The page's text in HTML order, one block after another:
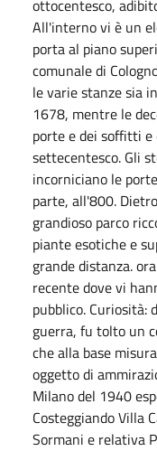
ottocentesco,
All'interno vi è un
porta al piano
comunale di
le varie stanze sia
1678, mentre le
porte e dei soffitti
settecentesco. Gli
incorniciano le
parte, all'800.
grandioso parco
piante esotiche e
grande distanza.
recente dove vi
pubblico. Curiosità:
guerra, fu tolto un
che alla base
oggetto di
Milano del 1940
Costeggiando Villa
Sormani e relativa